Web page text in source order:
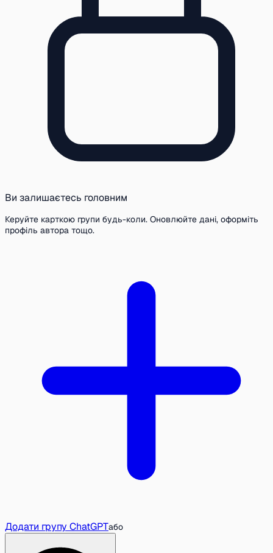
Ви залишаєтесь головним
Керуйте карткою групи будь-коли. Оновлюйте дані, оформіть
профіль автора тощо.
Додати групу ChatGPTабо